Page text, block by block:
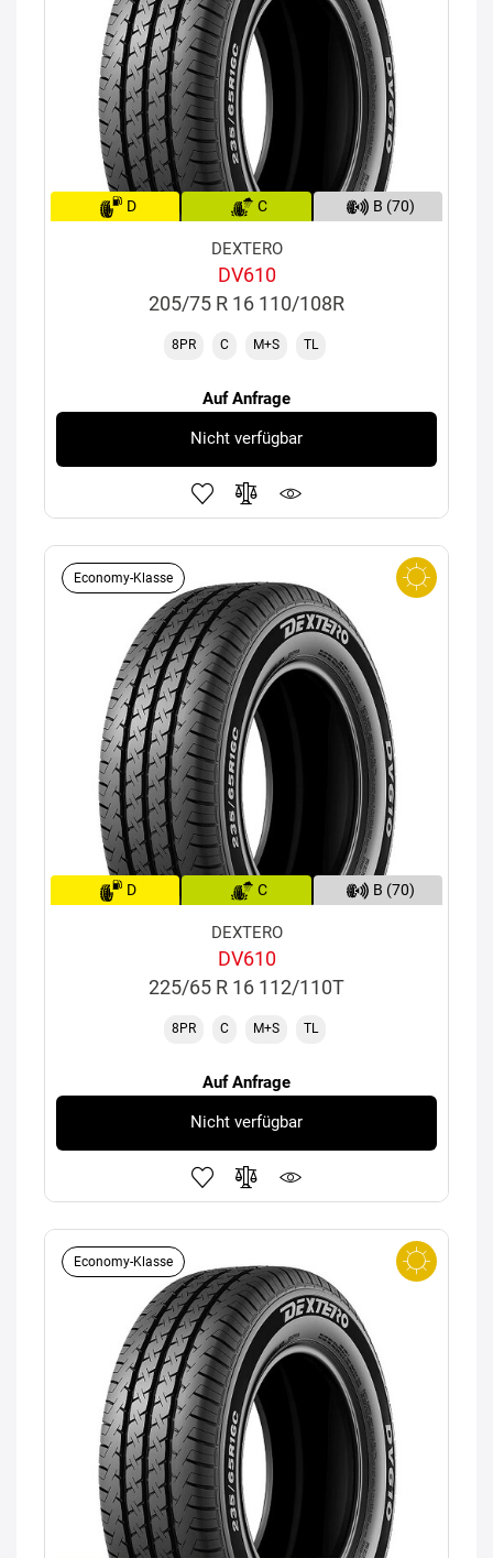
D C B (70)
DEXTERO
DV610
205/75 R 16 110/108R
8PR C M+S TL
Auf Anfrage
Nicht verfügbar
Economy-Klasse
D C B (70)
DEXTERO
DV610
225/65 R 16 112/110T
8PR C M+S TL
Auf Anfrage
Nicht verfügbar
Economy-Klasse